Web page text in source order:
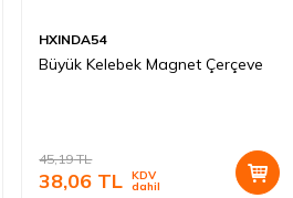
HXINDA54
Büyük Kelebek Magnet Çerçeve
45,19TL
38,06 TL KDV
dahil